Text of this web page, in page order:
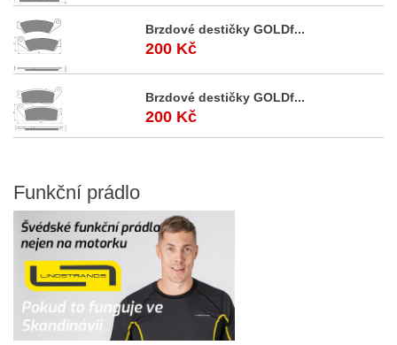
Brzdové destičky GOLDf...
200 Kč
Brzdové destičky GOLDf...
200 Kč
Funkční prádlo